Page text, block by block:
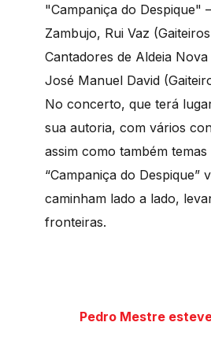
"Campaniça do Despique"
Zambujo, Rui Vaz
Cantadores de Aldeia
José Manuel David
No concerto, que terá
sua autoria, com vários
assim como também
“Campaniça do
caminham lado a lado,
fronteiras.
Pedro Mestre